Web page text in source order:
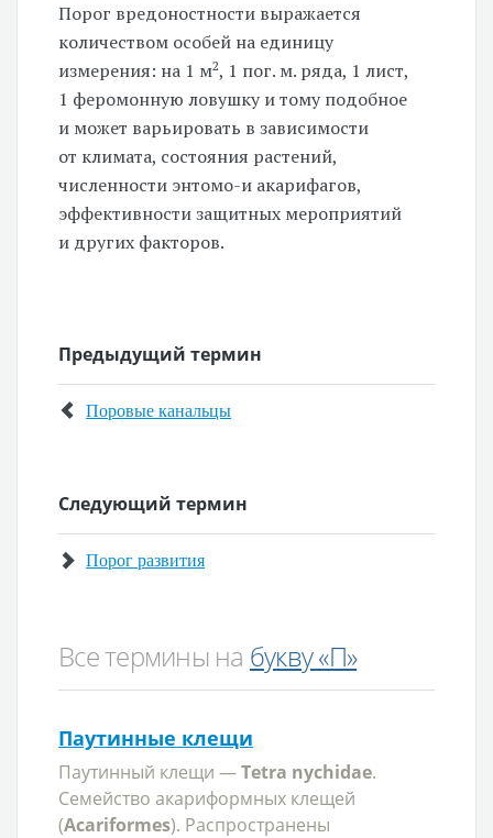
Порог вредоностности выражается
количеством особей на единицу
измерения: на 1 м2, 1 пог. м. ряда, 1 лист,
1 феромонную ловушку и тому подобное
и может варьировать в зависимости
от климата, состояния растений,
численности энтомо-и акарифагов,
эффективности защитных мероприятий
и других факторов.
Предыдущий термин
Поровые канальцы
Следующий термин
Порог развития
Все термины на букву «П»
Паутинные клещи
Паутинный клещи —Tetra nychidae.
Семейство акариформных клещей
(Acariformes). Распространены